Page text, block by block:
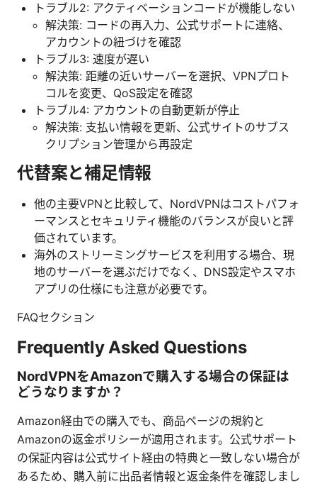
トラブル2: アクティベーションコードが機能しない
解決策: コードの再入力、公式サポートに連絡、
アカウントの紐づけを確認
トラブル3: 速度が遅い
解決策: 距離の近いサーバーを選択、VPNプロト
コルを変更、QoS設定を確認
トラブル4: アカウントの自動更新が停止
解決策: 支払い情報を更新、公式サイトのサブス
クリプション管理から再設定
代替案と補足情報
他の主要VPNと比較して、NordVPNはコストパフォ
ーマンスとセキュリティ機能のバランスが良いと評
価されています。
海外のストリーミングサービスを利用する場合、現
地のサーバーを選ぶだけでなく、DNS設定やスマホ
アプリの仕様にも注意が必要です。
FAQセクション
Frequently Asked Questions
NordVPNをAmazonで購入する場合の保証は
どうなりますか？
Amazon経由での購入でも、商品ページの規約と
Amazonの返金ポリシーが適用されます。公式サポート
の保証内容は公式サイト経由の特典と一致しない場合が
あるため、購入前に出品者情報と返金条件を確認しまし